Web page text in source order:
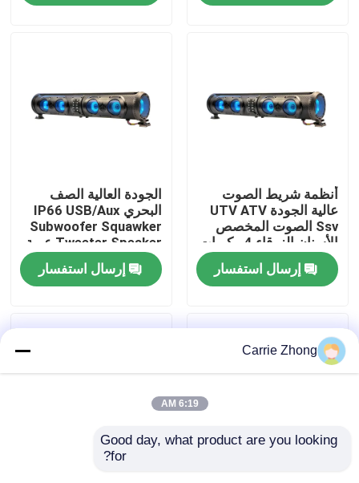
معلومات عنا
مراقبة الجودة
اتصل بنا
مرايا جانبية لعربة الجولف
أنظمة شريط الصوت
عالية الجودة UTV ATV
Ssv الصوت المخصص
الأسنان الزرقاء 4 مكبرات
الصوت التحكم عن بعد
IP66 عازل المياه USB إرسال استفسار
الجودة العالية الصف
البحري IP66 USB/Aux
Subwoofer Squawker
Tweeter Speaker عربة
الغولف الكهربائية شريط
الصوت بلوتوث
إرسال استفسار
Carrie Zhong
6:19 AM
Good day, what product are you looking
for?